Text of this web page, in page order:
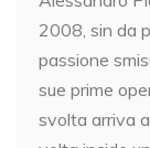
2008, sin da
passione
sue prime
svolta arriva